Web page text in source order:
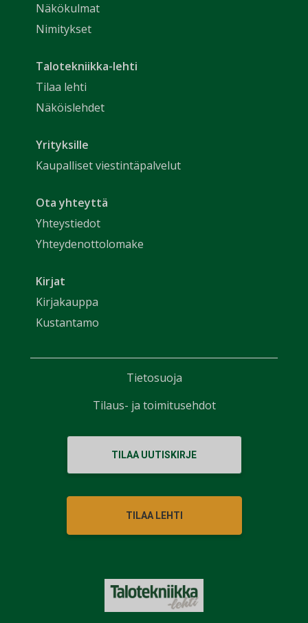
Näkökulmat
Nimitykset
Talotekniikka-lehti
Tilaa lehti
Näköislehdet
Yrityksille
Kaupalliset viestintäpalvelut
Ota yhteyttä
Yhteystiedot
Yhteydenottolomake
Kirjat
Kirjakauppa
Kustantamo
TILAA UUTISKIRJE
TILAA LEHTI
Tietosuoja
Tilaus- ja toimitusehdot